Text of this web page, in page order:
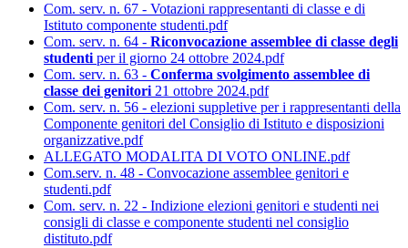
Com. serv. n. 67 - Votazioni rappresentanti di classe e di
Istituto componente studenti.pdf
Com. serv. n. 64 - Riconvocazione assemblee di classe degli
studenti per il giorno 24 ottobre 2024.pdf
Com. serv. n. 63 - Conferma svolgimento assemblee di
classe dei genitori 21 ottobre 2024.pdf
Com. serv. n. 56 - elezioni suppletive per i rappresentanti della
Componente genitori del Consiglio di Istituto e disposizioni
organizzative.pdf
ALLEGATO MODALITA DI VOTO ONLINE.pdf
Com.serv. n. 48 - Convocazione assemblee genitori e
studenti.pdf
Com. serv. n. 22 - Indizione elezioni genitori e studenti nei
consigli di classe e componente studenti nel consiglio
distituto.pdf